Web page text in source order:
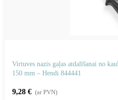
Virtuves nazis gaļas atdalīšanai no
150 mm – Hendi 844441
9,28 € (ar PVN)